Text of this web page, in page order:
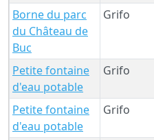
Borne du parc
du Château de
Buc
Grifo
Petite fontaine
d'eau potable
Grifo
Petite fontaine
d'eau potable
Grifo